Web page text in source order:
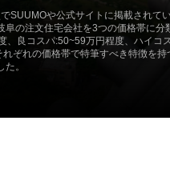
SUUMOや公式サイトに掲載されて
阜の注文住宅会社を3つの価格帯に分
、良コスパ:50~59万円程度、ハイコ
ぞれの価格帯で特筆すべき特徴を持
。